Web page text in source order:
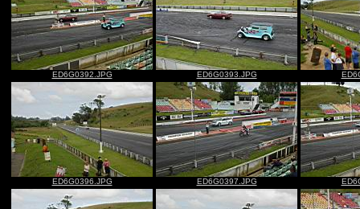
ED6G0392.JPG ED6G0393.JPG
ED6G0396.JPG ED6G0397.JPG